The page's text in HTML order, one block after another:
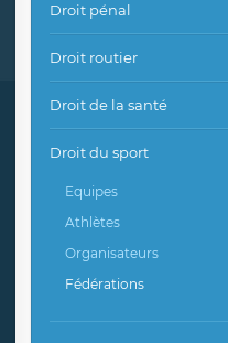
Droit pénal
Droit routier
Droit de la santé
Droit du sport
Equipes
Athlètes
Organisateurs
Fédérations